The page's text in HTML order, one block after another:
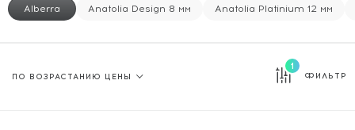
Alberra Anatolia Design 8 мм Anatolia Platinium 12 мм
1
ФИЛЬТР